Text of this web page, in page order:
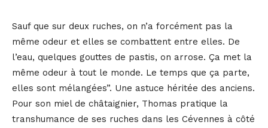
Sauf que sur deux ruches, on n’a forcément pas la
même odeur et elles se combattent entre elles. De
l’eau, quelques gouttes de pastis, on arrose. Ça met la
même odeur à tout le monde. Le temps que ça parte,
elles sont mélangées”. Une astuce héritée des anciens.
Pour son miel de châtaignier, Thomas pratique la
transhumance de ses ruches dans les Cévennes à côté